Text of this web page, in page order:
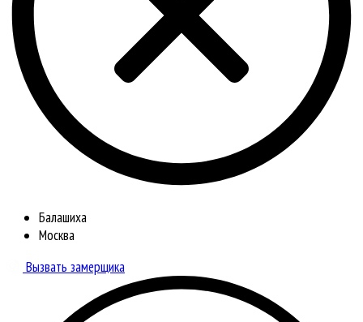
Балашиха
Москва
Вызвать замерщика